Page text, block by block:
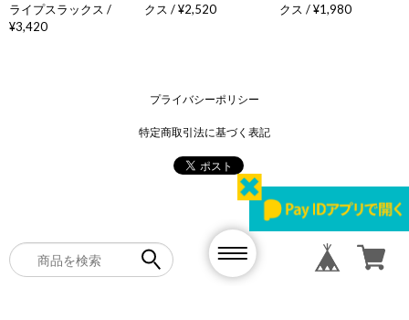
ライプスラックス /
¥3,420
クス / ¥2,520
クス / ¥1,980
プライバシーポリシー
特定商取引法に基づく表記